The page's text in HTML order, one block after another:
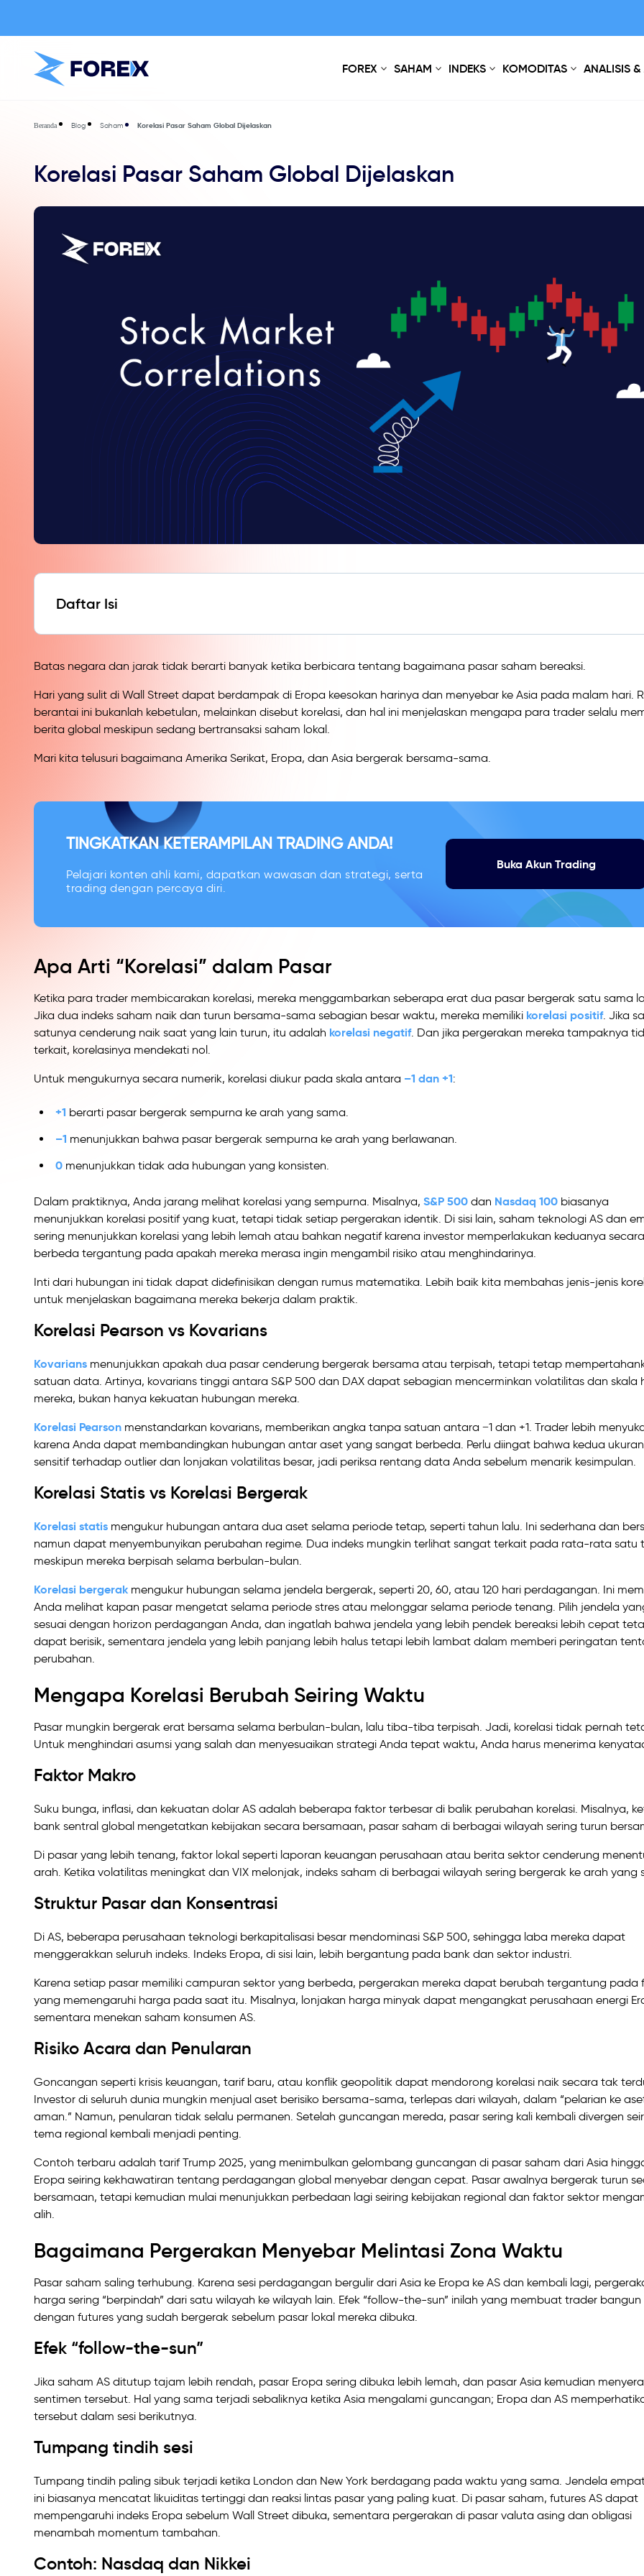
FOREX SAHAM INDEKS KOMODITAS ANALISIS &
Beranda Blog Saham Korelasi Pasar Saham Global Dijelaskan
Korelasi Pasar Saham Global Dijelaskan
Daftar Isi
Batas negara dan jarak tidak berarti banyak ketika berbicara tentang bagaimana pasar saham bereaksi.
Hari yang sulit di Wall Street dapat berdampak di Eropa keesokan harinya dan menyebar ke Asia pada malam hari.
berantai ini bukanlah kebetulan, melainkan disebut korelasi, dan hal ini menjelaskan mengapa para trader selalu
berita global meskipun sedang bertransaksi saham lokal.
Mari kita telusuri bagaimana Amerika Serikat, Eropa, dan Asia bergerak bersama-sama.
TINGKATKAN KETERAMPILAN TRADING ANDA!
Pelajari konten ahli kami, dapatkan wawasan dan strategi, serta
trading dengan percaya diri.
Buka Akun Trading
Apa Arti “Korelasi” dalam Pasar
Ketika para trader membicarakan korelasi, mereka menggambarkan seberapa erat dua pasar bergerak satu sama
Jika dua indeks saham naik dan turun bersama-sama sebagian besar waktu, mereka memiliki korelasi positif. Jika
satunya cenderung naik saat yang lain turun, itu adalah korelasi negatif. Dan jika pergerakan mereka tampaknya
terkait, korelasinya mendekati nol.
Untuk mengukurnya secara numerik, korelasi diukur pada skala antara –1 dan +1:
+1 berarti pasar bergerak sempurna ke arah yang sama.
–1 menunjukkan bahwa pasar bergerak sempurna ke arah yang berlawanan.
0 menunjukkan tidak ada hubungan yang konsisten.
Dalam praktiknya, Anda jarang melihat korelasi yang sempurna. Misalnya, S&P 500 dan Nasdaq 100 biasanya
menunjukkan korelasi positif yang kuat, tetapi tidak setiap pergerakan identik. Di sisi lain, saham teknologi AS dan
sering menunjukkan korelasi yang lebih lemah atau bahkan negatif karena investor memperlakukan keduanya secara
berbeda tergantung pada apakah mereka merasa ingin mengambil risiko atau menghindarinya.
Inti dari hubungan ini tidak dapat didefinisikan dengan rumus matematika. Lebih baik kita membahas jenis-jenis
untuk menjelaskan bagaimana mereka bekerja dalam praktik.
Korelasi Pearson vs Kovarians
Kovarians menunjukkan apakah dua pasar cenderung bergerak bersama atau terpisah, tetapi tetap
satuan data. Artinya, kovarians tinggi antara S&P 500 dan DAX dapat sebagian mencerminkan volatilitas dan skala
mereka, bukan hanya kekuatan hubungan mereka.
Korelasi Pearson menstandarkan kovarians, memberikan angka tanpa satuan antara −1 dan +1. Trader lebih
karena Anda dapat membandingkan hubungan antar aset yang sangat berbeda. Perlu diingat bahwa kedua
sensitif terhadap outlier dan lonjakan volatilitas besar, jadi periksa rentang data Anda sebelum menarik kesimpulan.
Korelasi Statis vs Korelasi Bergerak
Korelasi statis mengukur hubungan antara dua aset selama periode tetap, seperti tahun lalu. Ini sederhana dan
namun dapat menyembunyikan perubahan regime. Dua indeks mungkin terlihat sangat terkait pada rata-rata satu
meskipun mereka berpisah selama berbulan-bulan.
Korelasi bergerak mengukur hubungan selama jendela bergerak, seperti 20, 60, atau 120 hari perdagangan. Ini
Anda melihat kapan pasar mengetat selama periode stres atau melonggar selama periode tenang. Pilih jendela
sesuai dengan horizon perdagangan Anda, dan ingatlah bahwa jendela yang lebih pendek bereaksi lebih cepat
dapat berisik, sementara jendela yang lebih panjang lebih halus tetapi lebih lambat dalam memberi peringatan
perubahan.
Mengapa Korelasi Berubah Seiring Waktu
Pasar mungkin bergerak erat bersama selama berbulan-bulan, lalu tiba-tiba terpisah. Jadi, korelasi tidak pernah
Untuk menghindari asumsi yang salah dan menyesuaikan strategi Anda tepat waktu, Anda harus menerima
Faktor Makro
Suku bunga, inflasi, dan kekuatan dolar AS adalah beberapa faktor terbesar di balik perubahan korelasi. Misalnya,
bank sentral global mengetatkan kebijakan secara bersamaan, pasar saham di berbagai wilayah sering turun
Di pasar yang lebih tenang, faktor lokal seperti laporan keuangan perusahaan atau berita sektor cenderung
arah. Ketika volatilitas meningkat dan VIX melonjak, indeks saham di berbagai wilayah sering bergerak ke arah yang
Struktur Pasar dan Konsentrasi
Di AS, beberapa perusahaan teknologi berkapitalisasi besar mendominasi S&P 500, sehingga laba mereka dapat
menggerakkan seluruh indeks. Indeks Eropa, di sisi lain, lebih bergantung pada bank dan sektor industri.
Karena setiap pasar memiliki campuran sektor yang berbeda, pergerakan mereka dapat berubah tergantung pada
yang memengaruhi harga pada saat itu. Misalnya, lonjakan harga minyak dapat mengangkat perusahaan energi
sementara menekan saham konsumen AS.
Risiko Acara dan Penularan
Goncangan seperti krisis keuangan, tarif baru, atau konflik geopolitik dapat mendorong korelasi naik secara tak
Investor di seluruh dunia mungkin menjual aset berisiko bersama-sama, terlepas dari wilayah, dalam “pelarian ke
aman.” Namun, penularan tidak selalu permanen. Setelah guncangan mereda, pasar sering kali kembali divergen
tema regional kembali menjadi penting.
Contoh terbaru adalah tarif Trump 2025, yang menimbulkan gelombang guncangan di pasar saham dari Asia
Eropa seiring kekhawatiran tentang perdagangan global menyebar dengan cepat. Pasar awalnya bergerak turun
bersamaan, tetapi kemudian mulai menunjukkan perbedaan lagi seiring kebijakan regional dan faktor sektor
alih.
Bagaimana Pergerakan Menyebar Melintasi Zona Waktu
Pasar saham saling terhubung. Karena sesi perdagangan bergulir dari Asia ke Eropa ke AS dan kembali lagi,
harga sering “berpindah” dari satu wilayah ke wilayah lain. Efek “follow-the-sun” inilah yang membuat trader bangun
dengan futures yang sudah bergerak sebelum pasar lokal mereka dibuka.
Efek “follow-the-sun”
Jika saham AS ditutup tajam lebih rendah, pasar Eropa sering dibuka lebih lemah, dan pasar Asia kemudian
sentimen tersebut. Hal yang sama terjadi sebaliknya ketika Asia mengalami guncangan; Eropa dan AS
tersebut dalam sesi berikutnya.
Tumpang tindih sesi
Tumpang tindih paling sibuk terjadi ketika London dan New York berdagang pada waktu yang sama. Jendela
ini biasanya mencatat likuiditas tertinggi dan reaksi lintas pasar yang paling kuat. Di pasar saham, futures AS dapat
mempengaruhi indeks Eropa sebelum Wall Street dibuka, sementara pergerakan di pasar valuta asing dan obligasi
menambah momentum tambahan.
Contoh: Nasdaq dan Nikkei